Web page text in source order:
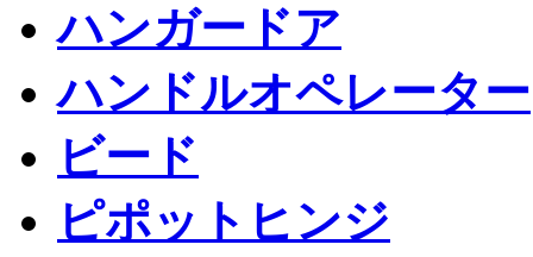
ハンガードア
ハンドルオペレーター
ビード
ピポットヒンジ